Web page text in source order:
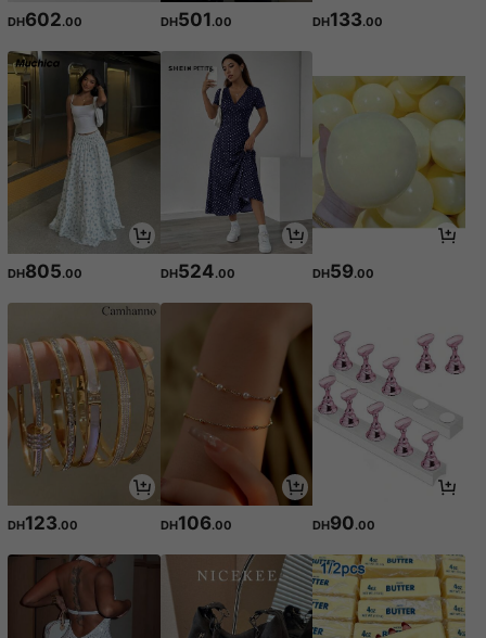
DH602.00 DH501.00 DH133.00
DH805.00 DH524.00 DH59.00
DH123.00 DH106.00 DH90.00